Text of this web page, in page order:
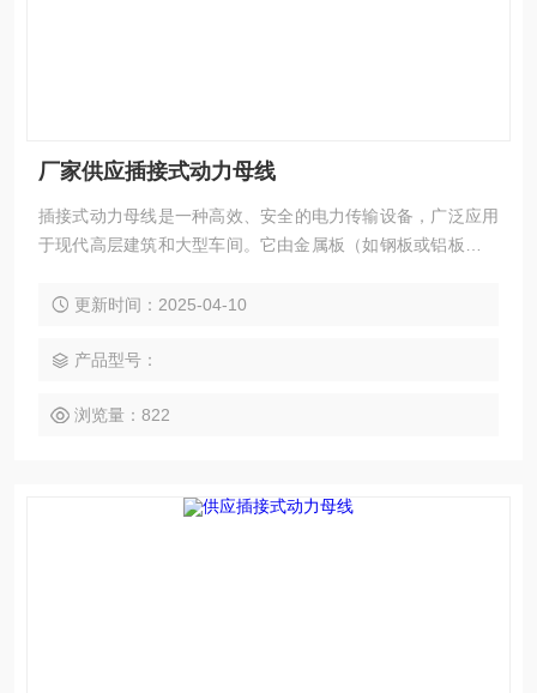
厂家供应插接式动力母线
插接式动力母线‌是一种高效、安全的电力传输设备，广泛应用
于现代高层建筑和大型车间。它由金属板（如钢板或铝板）保
送系统中表现出色‌。
更新时间：2025-04-10
产品型号：
浏览量：822